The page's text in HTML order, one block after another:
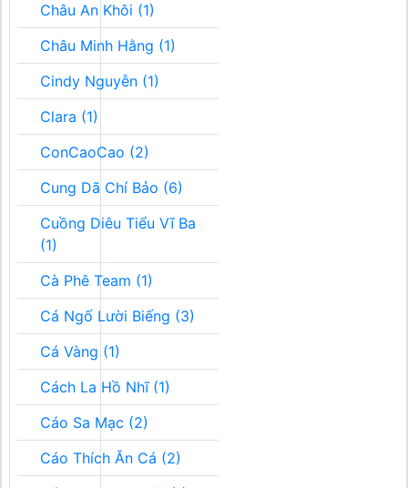
Châu An Khôi (1)
Châu Minh Hằng (1)
Cindy Nguyễn (1)
Clara (1)
ConCaoCao (2)
Cung Dã Chí Bảo (6)
Cuồng Diêu Tiểu Vĩ Ba
(1)
Cà Phê Team (1)
Cá Ngố Lười Biếng (3)
Cá Vàng (1)
Cách La Hồ Nhĩ (1)
Cáo Sa Mạc (2)
Cáo Thích Ăn Cá (2)